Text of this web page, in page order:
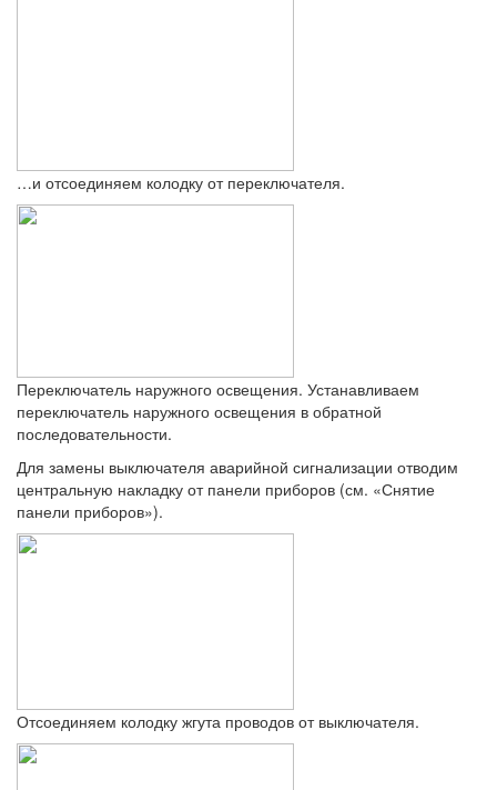
…и отсоединяем колодку от переключателя.
Переключатель наружного освещения. Устанавливаем
переключатель наружного освещения в обратной
последовательности.
Для замены выключателя аварийной сигнализации отводим
центральную накладку от панели приборов (см. «Снятие
панели приборов»).
Отсоединяем колодку жгута проводов от выключателя.